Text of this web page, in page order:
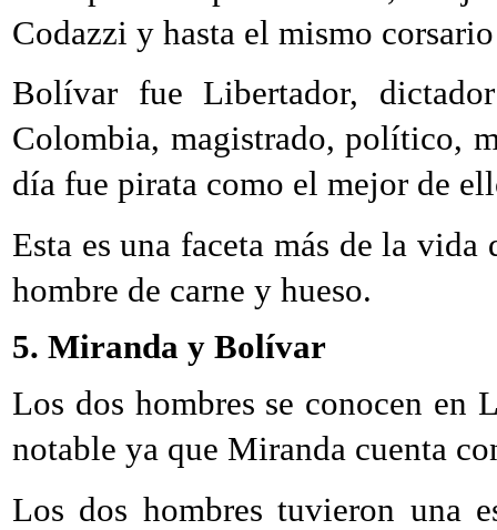
Codazzi y hasta el mismo
Bolívar fue Libertador,
Colombia, magistrado, político,
día fue pirata como el mejor de
Esta es una faceta más de la
hombre de carne y hueso.
5. Miranda y Bolívar
Los dos hombres se conocen en
notable ya que Miranda cuenta
Los dos hombres tuvieron una